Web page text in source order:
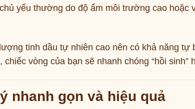
yếu thường do độ ẩm môi trường cao
tinh dầu tự nhiên cao nên có khả năng tự
vòng của bạn sẽ nhanh chóng “hồi sinh”
nhanh gọn và hiệu quả